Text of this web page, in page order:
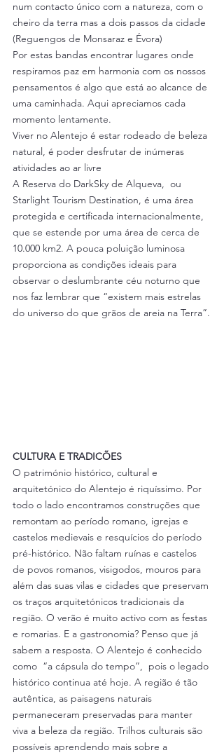
num contacto único com a natureza, com o
cheiro da terra mas a dois passos da cidade
(Reguengos de Monsaraz e Évora)
Por estas bandas encontrar lugares onde
respiramos paz em harmonia com os nossos
pensamentos é algo que está ao alcance de
uma caminhada. Aqui apreciamos cada
momento lentamente.
Viver no Alentejo é estar rodeado de beleza
natural, é poder desfrutar de inúmeras
atividades ao ar livre
A Reserva do DarkSky de Alqueva,  ou
Starlight Tourism Destination, é uma área
protegida e certificada internacionalmente,
que se estende por uma área de cerca de
10.000 km2. A pouca poluição luminosa
proporciona as condições ideais para
observar o deslumbrante céu noturno que
nos faz lembrar que “existem mais estrelas
do universo do que grãos de areia na Terra”.
CULTURA E TRADICÕES
O património histórico, cultural e
arquitetónico do Alentejo é riquíssimo. Por
todo o lado encontramos construções que
remontam ao período romano, igrejas e
castelos medievais e resquícios do período
pré-histórico. Não faltam ruínas e castelos
de povos romanos, visigodos, mouros para
além das suas vilas e cidades que preservam
os traços arquitetónicos tradicionais da
região. O verão é muito activo com as festas
e romarias. E a gastronomia? Penso que já
sabem a resposta. O Alentejo é conhecido
como  “a cápsula do tempo”,  pois o legado
histórico continua até hoje. A região é tão
autêntica, as paisagens naturais
permaneceram preservadas para manter
viva a beleza da região. Trilhos culturais são
possíveis aprendendo mais sobre a